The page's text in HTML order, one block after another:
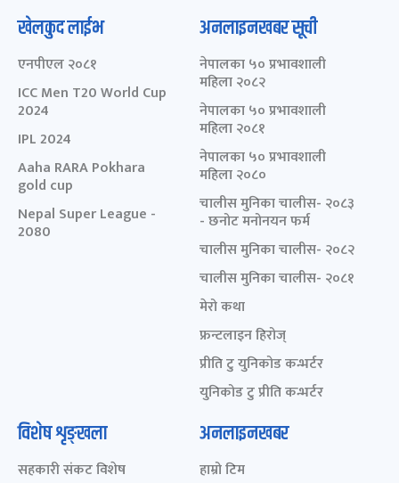
खेलकुद लाईभ
एनपीएल २०८१
ICC Men T20 World Cup
2024
IPL 2024
Aaha RARA Pokhara
gold cup
Nepal Super League -
2080
अनलाइनखबर सूची
नेपालका ५० प्रभावशाली
महिला २०८२
नेपालका ५० प्रभावशाली
महिला २०८१
नेपालका ५० प्रभावशाली
महिला २०८०
चालीस मुनिका चालीस- २०८३
- छनोट मनोनयन फर्म
चालीस मुनिका चालीस- २०८२
चालीस मुनिका चालीस- २०८१
मेरो कथा
फ्रन्टलाइन हिरोज्
प्रीति टु युनिकोड कन्भर्टर
युनिकोड टु प्रीति कन्भर्टर
विशेष शृङ्खला
सहकारी संकट विशेष
अनलाइनखबर
हाम्रो टिम